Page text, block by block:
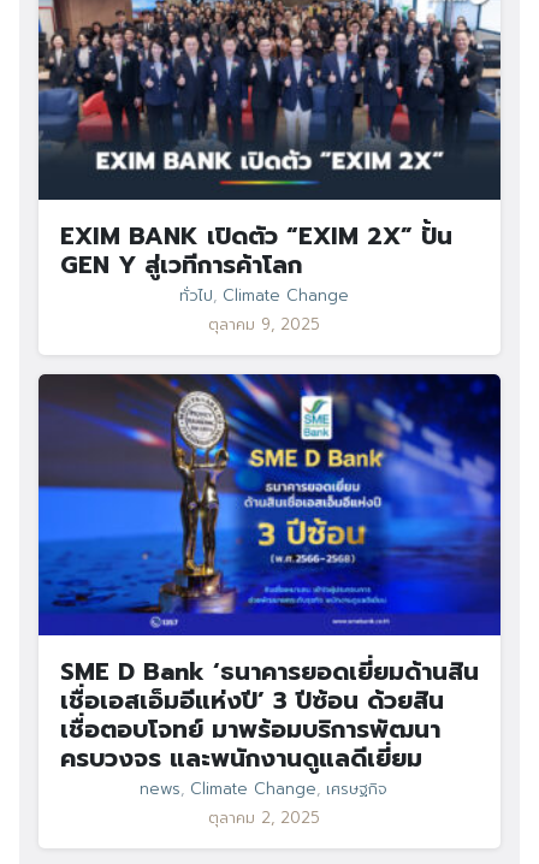
EXIM BANK เปิดตัว “EXIM 2X” ปั้น
GEN Y สู่เวทีการค้าโลก
ทั่วไป, Climate Change
ตุลาคม 9, 2025
SME D Bank ‘ธนาคารยอดเยี่ยมด้านสิน
เชื่อเอสเอ็มอีแห่งปี’ 3 ปีซ้อน ด้วยสิน
เชื่อตอบโจทย์ มาพร้อมบริการพัฒนา
ครบวงจร และพนักงานดูแลดีเยี่ยม
news, Climate Change, เศรษฐกิจ
ตุลาคม 2, 2025